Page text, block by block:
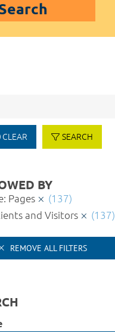
CLEAR SEARCH
BY
Pages
(137)
and Visitors
(137)
REMOVE ALL FILTERS